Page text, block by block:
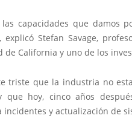
las capacidades que damos
explicó Stefan Savage,
de California y uno de los
triste que la industria no
que hoy, cinco años
incidentes y actualización de